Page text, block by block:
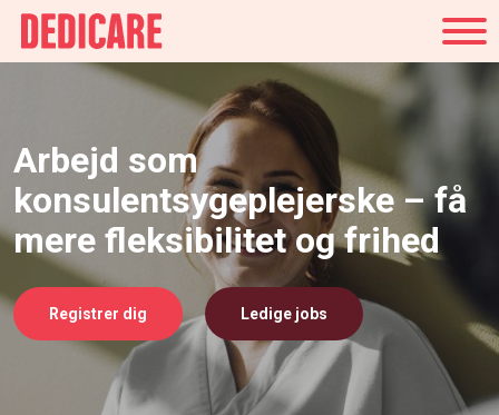
Arbejd som
konsulentsygeplejerske – få
mere fleksibilitet og frihed
Registrer dig Ledige jobs